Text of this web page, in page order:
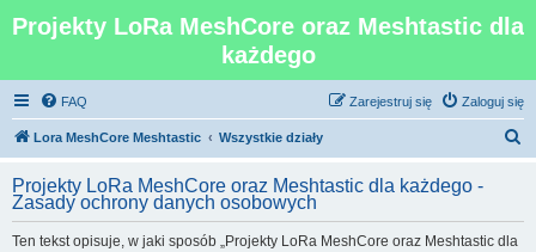
Projekty LoRa MeshCore oraz Meshtastic dla
każdego
FAQ Zaloguj się
Zarejestruj się
Lora MeshCore Meshtastic Wszystkie działy
k
Projekty LoRa MeshCore oraz Meshtastic dla każdego -
Zasady ochrony danych osobowych
Ten tekst opisuje, w jaki sposób „Projekty LoRa MeshCore oraz Meshtastic dla